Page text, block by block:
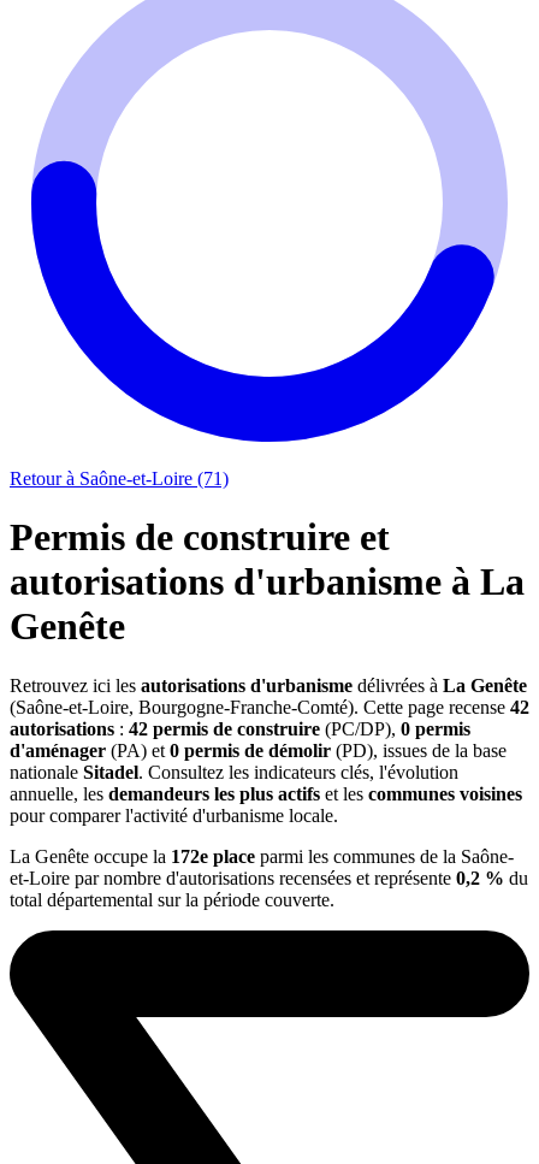
Retour à Saône-et-Loire (71)
Permis de construire et
autorisations d'urbanisme à La
Genête
Retrouvez ici les autorisations d'urbanisme délivrées à La Genête
(Saône-et-Loire, Bourgogne-Franche-Comté). Cette page recense 42
autorisations : 42 permis de construire (PC/DP), 0 permis
d'aménager (PA) et 0 permis de démolir (PD), issues de la base
nationale Sitadel. Consultez les indicateurs clés, l'évolution
annuelle, les demandeurs les plus actifs et les communes voisines
pour comparer l'activité d'urbanisme locale.
La Genête occupe la 172e place parmi les communes de la Saône-
et-Loire par nombre d'autorisations recensées et représente 0,2 % du
total départemental sur la période couverte.